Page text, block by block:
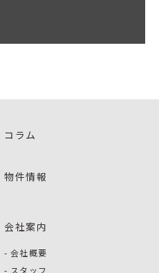
コラム
物件情報
会社案内
会社概要
スタッフ